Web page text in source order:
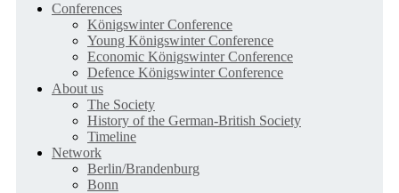
Conferences
Königswinter Conference
Young Königswinter Conference
Economic Königswinter Conference
Defence Königswinter Conference
About us
The Society
History of the German-British Society
Timeline
Network
Berlin/Brandenburg
Bonn